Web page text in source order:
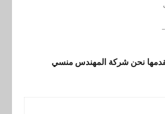
نحن شركة المهندس منسي